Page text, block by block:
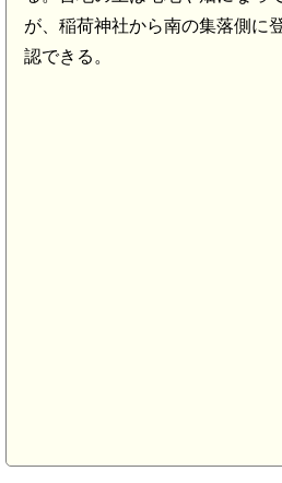
が、稲荷神社から南の集落側に
認できる。